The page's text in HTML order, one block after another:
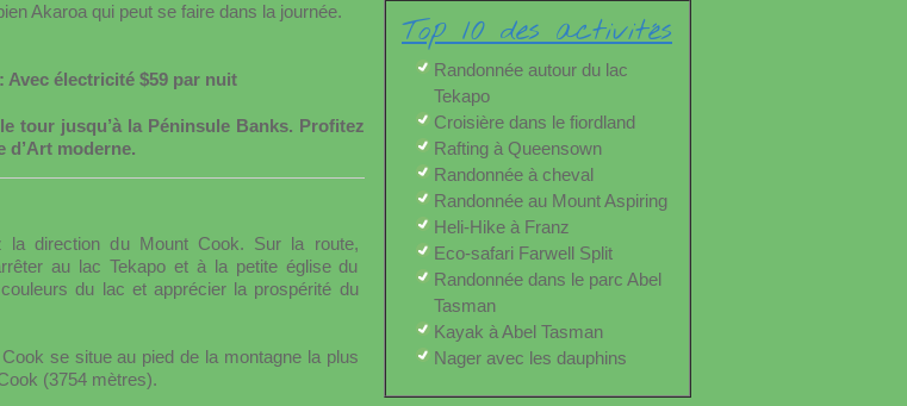
Akaroa qui peut se faire dans la journée.
Avec électricité $59 par nuit
tour jusqu’à la Péninsule Banks. Profitez
d’Art moderne.
la direction du Mount Cook. Sur la route,
au lac Tekapo et à la petite église du
du lac et apprécier la prospérité du
se situe au pied de la montagne la plus
(3754 mètres).
Top 10 des activités
Randonnée autour du lac
Tekapo
Croisière dans le fiordland
Rafting à Queensown
Randonnée à cheval
Randonnée au Mount Aspiring
Heli-Hike à Franz
Eco-safari Farwell Split
Randonnée dans le parc Abel
Tasman
Kayak à Abel Tasman
Nager avec les dauphins